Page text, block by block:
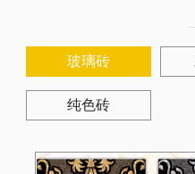
玻璃砖
纯色砖